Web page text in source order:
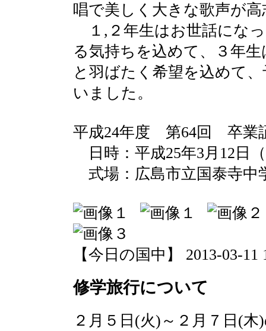
唱で美しく大きな歌声が
１,２年生はお世話にな
る気持ちを込めて、３年
と羽ばたく希望を込めて
いました。
平成24年度 第64回 卒
日時：平成25年3月12日
式場：広島市立国泰寺
【今日の国中】 2013-03-11
修学旅行について
２月５日(火)～２月７日(